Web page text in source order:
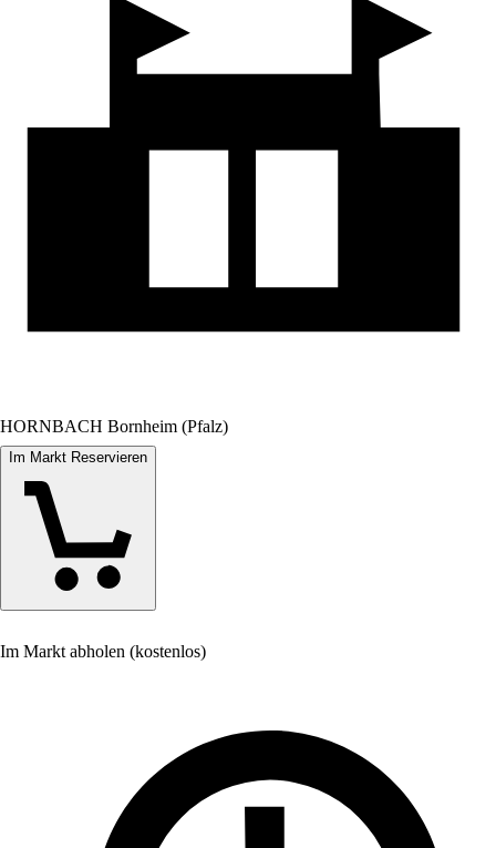
HORNBACH Bornheim (Pfalz)
Im Markt Reservieren
Im Markt abholen (kostenlos)